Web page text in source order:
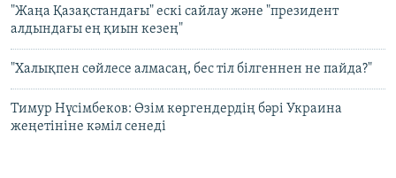
"Жаңа Қазақстандағы" ескі сайлау және "президент
алдындағы ең қиын кезең"
"Халықпен сөйлесе алмасаң, бес тіл білгеннен не пайда?"
Тимур Нүсімбеков: Өзім көргендердің бәрі Украина
жеңетініне кәміл сенеді